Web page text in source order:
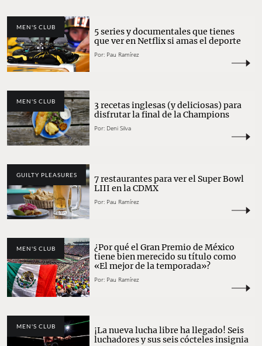
MEN'S CLUB
5 series y documentales que tienes
que ver en Netflix si amas el deporte
Por: Pau Ramírez
MEN'S CLUB
3 recetas inglesas (y deliciosas) para
disfrutar la final de la Champions
Por: Deni Silva
GUILTY PLEASURES
7 restaurantes para ver el Super Bowl
LIII en la CDMX
Por: Pau Ramírez
MEN'S CLUB
¿Por qué el Gran Premio de México
tiene bien merecido su título como
«El mejor de la temporada»?
Por: Pau Ramírez
MEN'S CLUB
¡La nueva lucha libre ha llegado! Seis
luchadores y sus seis cócteles insignia